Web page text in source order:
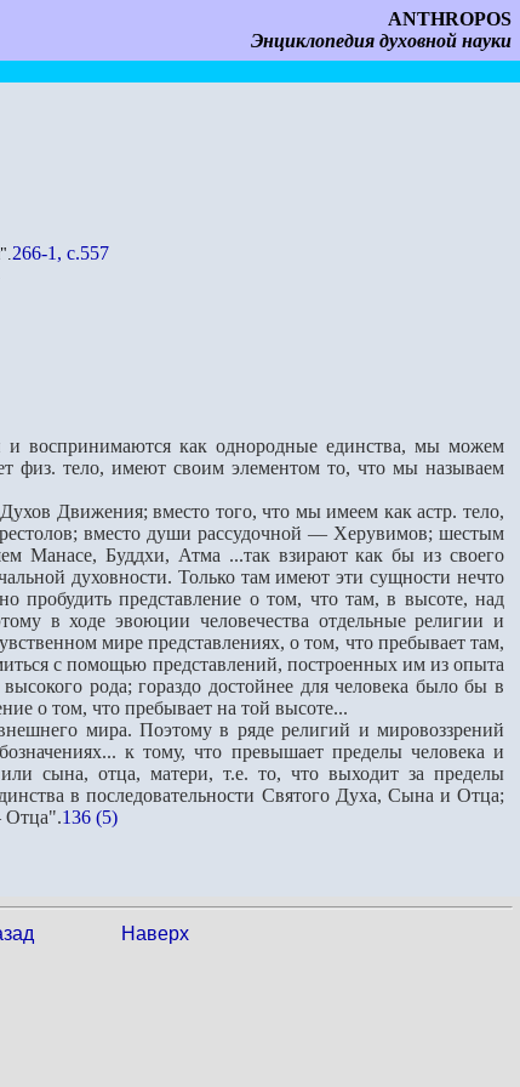
ANTHROPOS
Энциклопедия духовной науки
266-1, с.557
и воспринимаются как однородные единства, мы можем
физ. тело, имеют своим элементом то, что мы называем
Движения; вместо того, что мы имеем как астр. тело,
вместо души рассудочной — Херувимов; шестым
Манасе, Буддхи, Атма ...так взирают как бы из своего
духовности. Только там имеют эти сущности нечто
пробудить представление о том, что там, в высоте, над
в ходе эвоюции человечества отдельные религии и
мире представлениях, о том, что пребывает там,
с помощью представлений, построенных им из опыта
рода; гораздо достойнее для человека было бы в
о том, что пребывает на той высоте...
мира. Поэтому в ряде религий и мировоззрений
к тому, что превышает пределы человека и
сына, отца, матери, т.е. то, что выходит за пределы
в последовательности Святого Духа, Сына и Отца;
Отца".136 (5)
Наверх